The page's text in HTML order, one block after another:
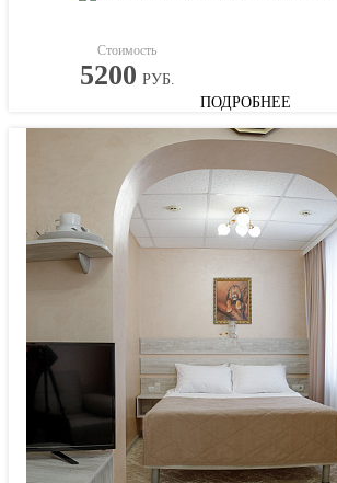
Стоимость
5200 РУБ.
ПОДРОБНЕЕ